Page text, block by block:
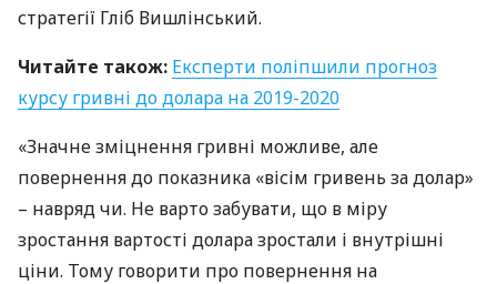
стратегії Гліб Вишлінський.
Читайте також: Експерти поліпшили прогноз
курсу гривні до долара на 2019-2020
«Значне зміцнення гривні можливе, але
повернення до показника «вісім гривень за долар»
– навряд чи. Не варто забувати, що в міру
зростання вартості долара зростали і внутрішні
ціни. Тому говорити про повернення на